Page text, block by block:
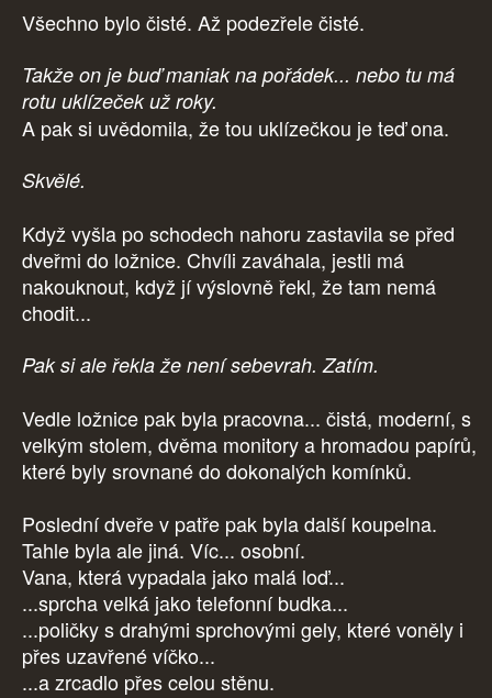
Všechno bylo čisté. Až podezřele čisté.
Takže on je buď maniak na pořádek... nebo tu má
rotu uklízeček už roky.
A pak si uvědomila, že tou uklízečkou je teď ona.
Skvělé.
Když vyšla po schodech nahoru zastavila se před
dveřmi do ložnice. Chvíli zaváhala, jestli má
nakouknout, když jí výslovně řekl, že tam nemá
chodit...
Pak si ale řekla že není sebevrah. Zatím.
Vedle ložnice pak byla pracovna... čistá, moderní, s
velkým stolem, dvěma monitory a hromadou papírů,
které byly srovnané do dokonalých komínků.
Poslední dveře v patře pak byla další koupelna.
Tahle byla ale jiná. Víc... osobní.
Vana, která vypadala jako malá loď...
...sprcha velká jako telefonní budka...
...poličky s drahými sprchovými gely, které voněly i
přes uzavřené víčko...
...a zrcadlo přes celou stěnu.